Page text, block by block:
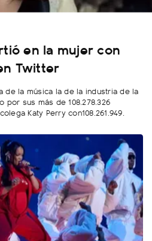
en la mujer con
Twitter
de la música la de la industria de la
sus más de 108.278.326
Katy Perry con108.261.949.